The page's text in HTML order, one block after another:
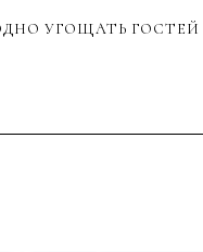
УГОЩАТЬ ГОСТЕЙ